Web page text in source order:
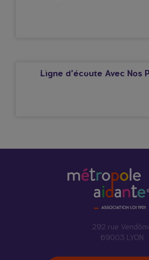
AFFECTION CARDIAQUE
Ligne d’écoute Avec Nos
292 rue
69003 LYON